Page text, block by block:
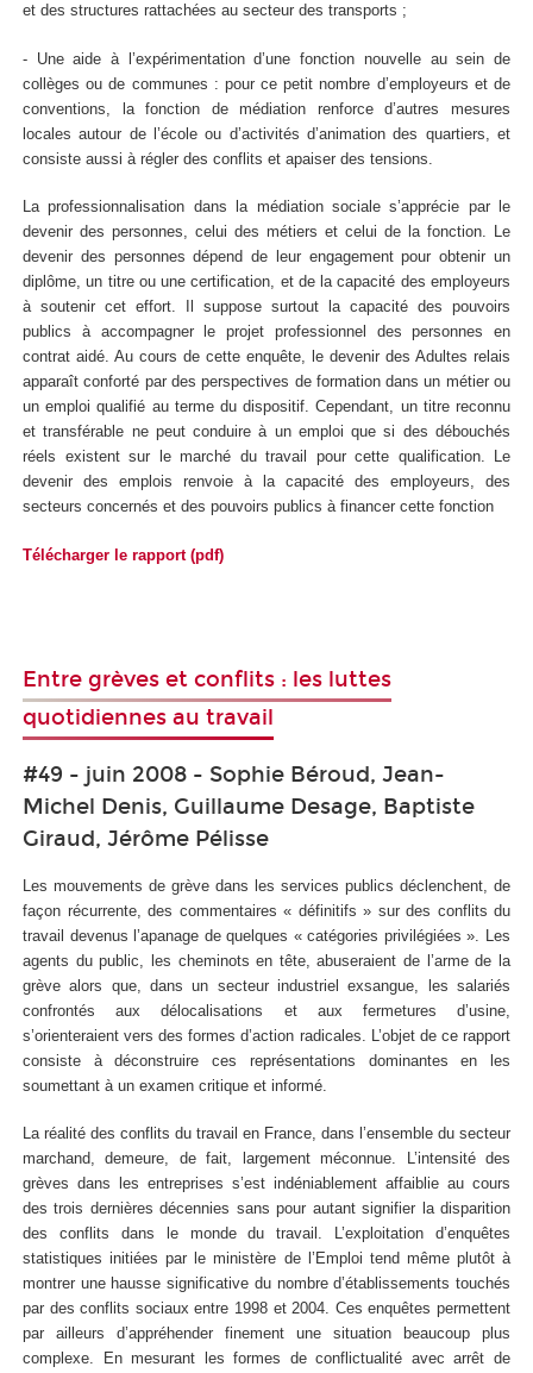
et des structures rattachées au secteur des transports ;
- Une aide à l’expérimentation d’une fonction nouvelle au sein de
collèges ou de communes : pour ce petit nombre d’employeurs et de
conventions, la fonction de médiation renforce d’autres mesures
locales autour de l’école ou d’activités d’animation des quartiers, et
consiste aussi à régler des conflits et apaiser des tensions.
La professionnalisation dans la médiation sociale s’apprécie par le
devenir des personnes, celui des métiers et celui de la fonction. Le
devenir des personnes dépend de leur engagement pour obtenir un
diplôme, un titre ou une certification, et de la capacité des employeurs
à soutenir cet effort. Il suppose surtout la capacité des pouvoirs
publics à accompagner le projet professionnel des personnes en
contrat aidé. Au cours de cette enquête, le devenir des Adultes relais
apparaît conforté par des perspectives de formation dans un métier ou
un emploi qualifié au terme du dispositif. Cependant, un titre reconnu
et transférable ne peut conduire à un emploi que si des débouchés
réels existent sur le marché du travail pour cette qualification. Le
devenir des emplois renvoie à la capacité des employeurs, des
secteurs concernés et des pouvoirs publics à financer cette fonction
Télécharger le rapport (pdf)
Entre grèves et conflits : les luttes
quotidiennes au travail
#49 - juin 2008 - Sophie Béroud, Jean-
Michel Denis, Guillaume Desage, Baptiste
Giraud, Jérôme Pélisse
Les mouvements de grève dans les services publics déclenchent, de
façon récurrente, des commentaires « définitifs » sur des conflits du
travail devenus l’apanage de quelques « catégories privilégiées ». Les
agents du public, les cheminots en tête, abuseraient de l’arme de la
grève alors que, dans un secteur industriel exsangue, les salariés
confrontés aux délocalisations et aux fermetures d’usine,
s’orienteraient vers des formes d’action radicales. L’objet de ce rapport
consiste à déconstruire ces représentations dominantes en les
soumettant à un examen critique et informé.
La réalité des conflits du travail en France, dans l’ensemble du secteur
marchand, demeure, de fait, largement méconnue. L’intensité des
grèves dans les entreprises s’est indéniablement affaiblie au cours
des trois dernières décennies sans pour autant signifier la disparition
des conflits dans le monde du travail. L’exploitation d’enquêtes
statistiques initiées par le ministère de l’Emploi tend même plutôt à
montrer une hausse significative du nombre d’établissements touchés
par des conflits sociaux entre 1998 et 2004. Ces enquêtes permettent
par ailleurs d’appréhender finement une situation beaucoup plus
complexe. En mesurant les formes de conflictualité avec arrêt de